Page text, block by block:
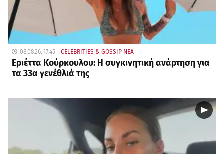
08.08.26, 17:45 CELEBRITIES & GOSSIP ΝΕΑ
Εριέττα Κούρκουλου: Η συγκινητική ανάρτηση για
τα 33α γενέθλιά της